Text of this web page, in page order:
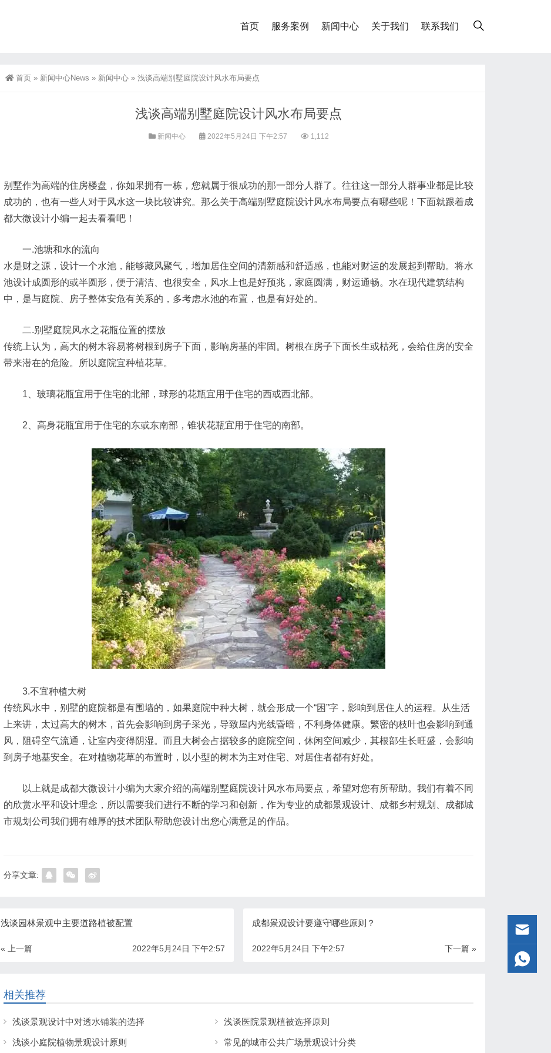
首页 服务案例 新闻中心 关于我们 联系我们
首页 » 新闻中心News » 新闻中心 » 浅谈高端别墅庭院设计风水布局要点
浅谈高端别墅庭院设计风水布局要点
新闻中心 2022年5月24日 下午2:57 1,112
别墅作为高端的住房楼盘，你如果拥有一栋，您就属于很成功的那一部分人群了。往往这一部分人群事业都是比较
成功的，也有一些人对于风水这一块比较讲究。那么关于高端别墅庭院设计风水布局要点有哪些呢！下面就跟着成
都大微设计小编一起去看看吧！
一.池塘和水的流向
水是财之源，设计一个水池，能够藏风聚气，增加居住空间的清新感和舒适感，也能对财运的发展起到帮助。将水
池设计成圆形的或半圆形，便于清洁、也很安全，风水上也是好预兆，家庭圆满，财运通畅。水在现代建筑结构
中，是与庭院、房子整体安危有关系的，多考虑水池的布置，也是有好处的。
二.别墅庭院风水之花瓶位置的摆放
传统上认为，高大的树木容易将树根到房子下面，影响房基的牢固。树根在房子下面长生或枯死，会给住房的安全
带来潜在的危险。所以庭院宜种植花草。
1、玻璃花瓶宜用于住宅的北部，球形的花瓶宜用于住宅的西或西北部。
2、高身花瓶宜用于住宅的东或东南部，锥状花瓶宜用于住宅的南部。
3.不宜种植大树
传统风水中，别墅的庭院都是有围墙的，如果庭院中种大树，就会形成一个“困”字，影响到居住人的运程。从生活
上来讲，太过高大的树木，首先会影响到房子采光，导致屋内光线昏暗，不利身体健康。繁密的枝叶也会影响到通
风，阻碍空气流通，让室内变得阴湿。而且大树会占据较多的庭院空间，休闲空间减少，其根部生长旺盛，会影响
到房子地基安全。在对植物花草的布置时，以小型的树木为主对住宅、对居住者都有好处。
以上就是成都大微设计小编为大家介绍的高端别墅庭院设计风水布局要点，希望对您有所帮助。我们有着不同
的欣赏水平和设计理念，所以需要我们进行不断的学习和创新，作为专业的成都景观设计、成都乡村规划、成都城
市规划公司我们拥有雄厚的技术团队帮助您设计出您心满意足的作品。
分享文章:
浅谈园林景观中主要道路植被配置
« 上一篇 2022年5月24日 下午2:57
成都景观设计要遵守哪些原则？
下一篇 »
2022年5月24日 下午2:57
相关推荐
浅谈景观设计中对透水铺装的选择 浅谈医院景观植被选择原则
浅谈小庭院植物景观设计原则 常见的城市公共广场景观设计分类